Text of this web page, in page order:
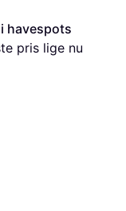
havespots
pris lige nu